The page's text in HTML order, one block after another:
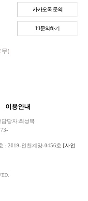
)
카카오톡 문의
1:1문의하기
이용안내
당자:최성복
: 2019-인천계양-0456호 [사업